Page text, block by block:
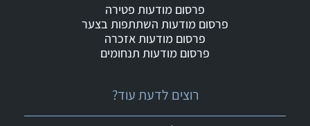
רוצים לדעת עוד?
פרסום מודעות פטירה
פרסום מודעות השתתפות בצער
פרסום מודעות אזכרה
פרסום מודעות תנחומים